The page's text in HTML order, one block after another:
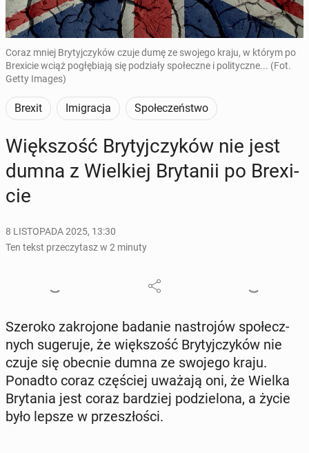
Coraz mniej Brytyjczyków czuje dumę ze swojego kraju, w którym po
Brexicie wciąż pogłębiają się podziały społeczne i polityczne... (Fot.
Getty Images)
Brexit Imigracja Społeczeństwo
Więk­szość Bry­tyj­czy­ków nie jest
dumna z Wiel­kiej Bry­ta­nii po Bre­xi­
cie
8 LISTOPADA 2025, 13:30
Ten tekst przeczytasz w 2 minuty
Szeroko za­kro­jo­ne badanie na­stro­jów spo­łecz­
nych su­ge­ru­je, że więk­szość Bry­tyj­czy­ków nie
czuje się obecnie dumna ze swojego kraju.
Ponadto coraz czę­ściej uważają oni, że Wielka
Bry­ta­nia jest coraz bar­dziej po­dzie­lo­na, a życie
było lepsze w prze­szło­ści.